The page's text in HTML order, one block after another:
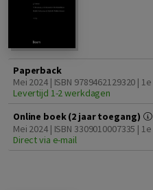
Paperback
Mei 2024 | ISBN 9789462129320 |
Levertijd 1-2 werkdagen
Online boek (2 jaar toegang)
Mei 2024 | ISBN 3309010007335 |
Direct via e-mail